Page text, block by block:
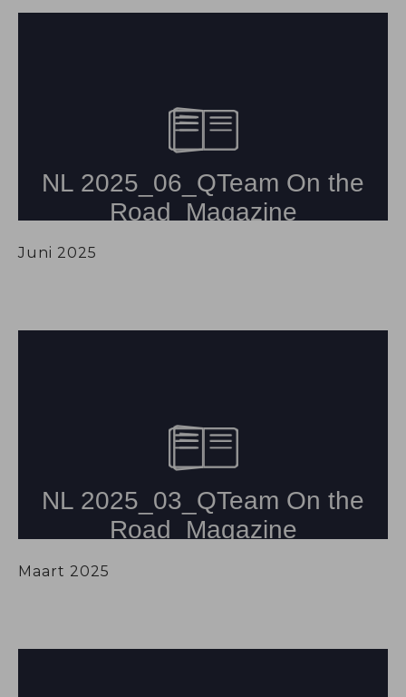
Juni 2025
Maart 2025